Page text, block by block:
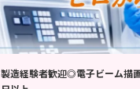
製造経験者歓迎◎電子ビーム描